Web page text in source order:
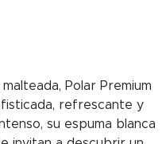
Polar Premium
refrescante y
su espuma blanca